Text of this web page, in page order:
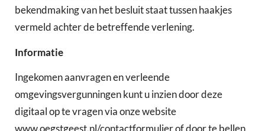
bekendmaking van het besluit staat tussen haakjes
vermeld achter de betreffende verlening.
Informatie
Ingekomen aanvragen en verleende
omgevingsvergunningen kunt u inzien door deze
digitaal op te vragen via onze website
www.oegstgeest.nl/contactformulier of door te bellen